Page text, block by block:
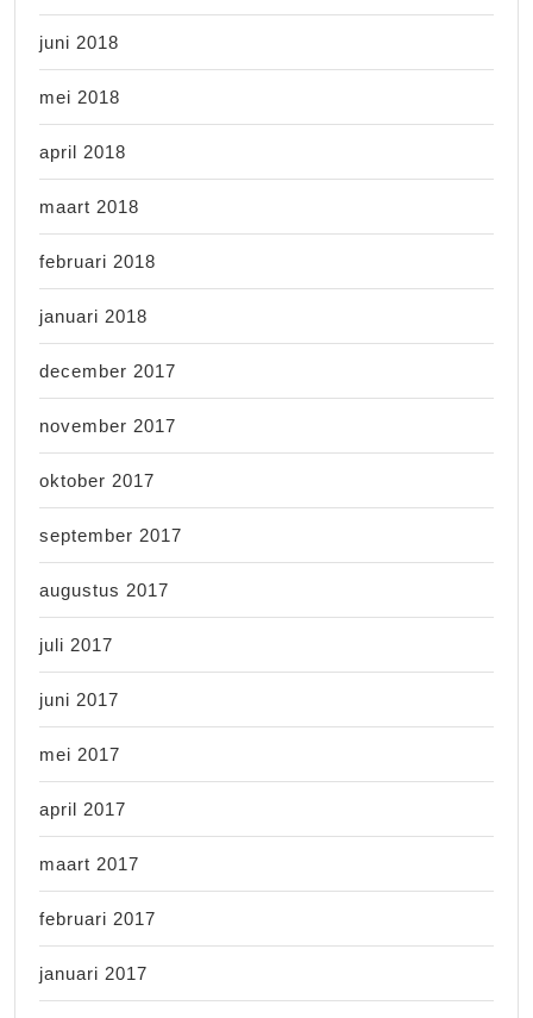
juni 2018
mei 2018
april 2018
maart 2018
februari 2018
januari 2018
december 2017
november 2017
oktober 2017
september 2017
augustus 2017
juli 2017
juni 2017
mei 2017
april 2017
maart 2017
februari 2017
januari 2017